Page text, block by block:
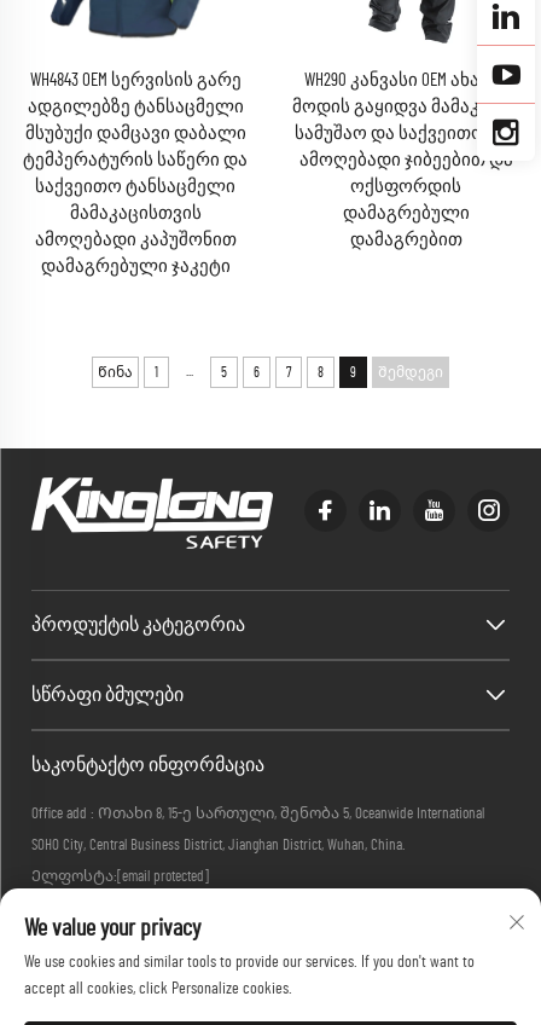
WH4843 OEM სერვისის გარე
ადგილებზე ტანსაცმელი
მსუბუქი დამცავი დაბალი
ტემპერატურის საწერი და
საქვეითო ტანსაცმელი
მამაკაცისთვის
ამოღებადი კაპუშონით
დამაგრებული ჯაკეტი
WH290 კანვასი OEM ახალი
მოდის გაყიდვა მამაკაცის
სამუშაო და საქვეითო წინ
ამოღებადი ჯიბეებით და
ოქსფორდის
დამაგრებული
დამაგრებით
Წინა 1 5 6 7 8 9 Შემდეგი
ᲞᲠᲝᲓᲣᲥᲢᲘᲡ ᲙᲐᲢᲔᲒᲝᲠᲘᲐ
ᲡᲬᲠᲐᲤᲘ ᲑᲛᲣᲚᲔᲑᲘ
ᲡᲐᲙᲝᲜᲢᲐᲥᲢᲝ ᲘᲜᲤᲝᲠᲛᲐᲪᲘᲐ
Office add : Ოთახი 8, 15-ე სართული, შენობა 5, Oceanwide International
SOHO City, Central Business District, Jianghan District, Wuhan, China.
Ელფოსტა: [email protected]
We value your privacy
We use cookies and similar tools to provide our services. If you don't want to
accept all cookies, click Personalize cookies.